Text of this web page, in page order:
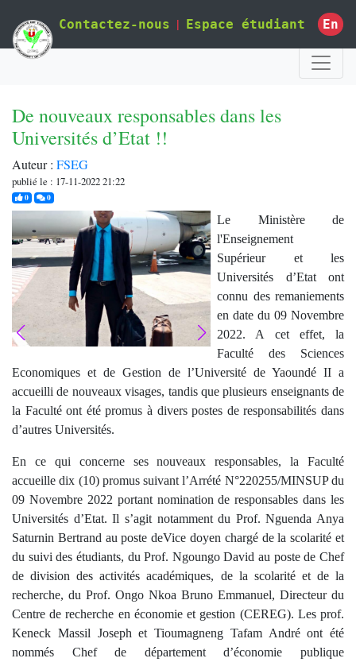
Contactez-nous | Espace étudiant En
De nouveaux responsables dans les
Universités d’Etat !!
Auteur : FSEG
publié le : 17-11-2022 21:22
0j'aime0commentaires
Le Ministère de
l'Enseignement
Supérieur et les
Universités d’Etat ont
connu des remaniements
en date du 09 Novembre
2022. A cet effet, la
Faculté des Sciences
Economiques et de Gestion de l’Université de Yaoundé II a
accueilli de nouveaux visages, tandis que plusieurs enseignants de
la Faculté ont été promus à divers postes de responsabilités dans
d’autres Universités.
En ce qui concerne ses nouveaux responsables, la Faculté
accueille dix (10) promus suivant l’Arrété N°220255/MINSUP du
09 Novembre 2022 portant nomination de responsables dans les
Universités d’Etat. Il s’agit notamment du Prof. Nguenda Anya
Saturnin Bertrand au poste deVice doyen chargé de la scolarité et
du suivi des étudiants, du Prof. Ngoungo David au poste de Chef
de division des activités académiques, de la scolarité et de la
recherche, du Prof. Ongo Nkoa Bruno Emmanuel, Directeur du
Centre de recherche en économie et gestion (CEREG). Les prof.
Keneck Massil Joseph et Tioumagneng Tafam André ont été
nommés Chef de département d’économie publique